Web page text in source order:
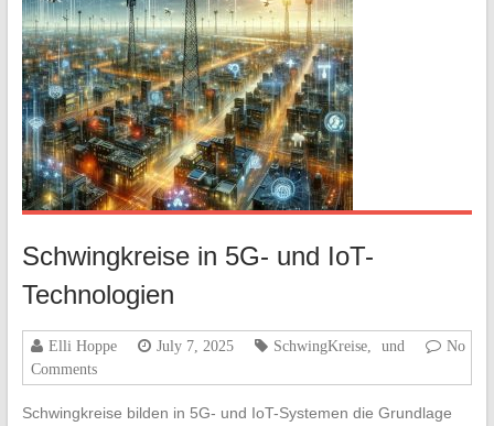
Schwingkreise in 5G- und IoT-
Technologien
Elli Hoppe July 7, 2025 SchwingKreise, und
No
Comments
Schwingkreise bilden in 5G- und IoT-Systemen die Grundlage